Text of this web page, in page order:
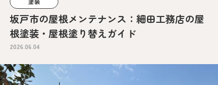
坂戸市の屋根メンテナンス：細田工務店の屋
根塗装・屋根塗り替えガイド
2026.06.04